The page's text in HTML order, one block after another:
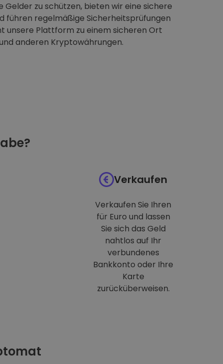
Gelder zu schützen, bieten wir eine sichere
führen regelmäßige Sicherheitsprüfungen
unsere Plattform zu einem sicheren Ort
anderen Kryptowährungen.
Verkaufen
Verkaufen Sie Ihren
für Euro und lassen
Sie sich das Geld
nahtlos auf Ihr
verbundenes
Bankkonto oder Ihre
Karte
zurücküberweisen.